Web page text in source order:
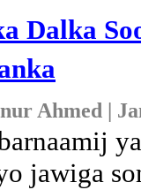
Dalka
Ahmed |
jawiga